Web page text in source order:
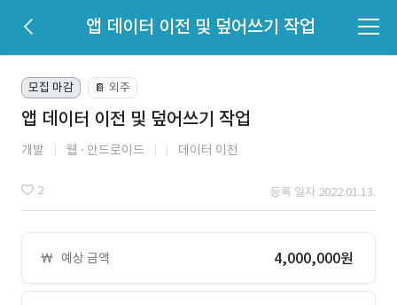
앱 데이터 이전 및 덮어쓰기 작업
모집 마감 📔 외주
앱 데이터 이전 및 덮어쓰기 작업
개발 웹 안드로이드 데이터 이전
2 등록 일자 2022.01.13.
예상 금액 4,000,000원